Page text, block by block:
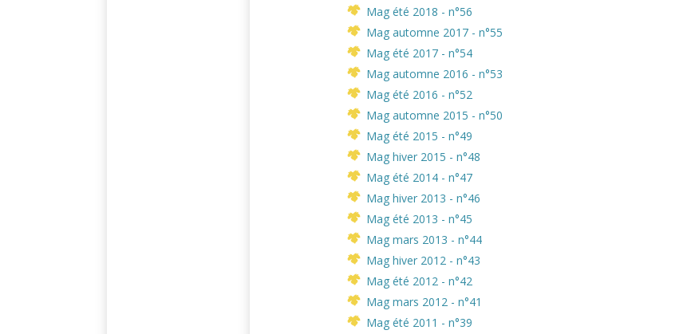
Mag été 2018 - n°56
Mag automne 2017 - n°55
Mag été 2017 - n°54
Mag automne 2016 - n°53
Mag été 2016 - n°52
Mag automne 2015 - n°50
Mag été 2015 - n°49
Mag hiver 2015 - n°48
Mag été 2014 - n°47
Mag hiver 2013 - n°46
Mag été 2013 - n°45
Mag mars 2013 - n°44
Mag hiver 2012 - n°43
Mag été 2012 - n°42
Mag mars 2012 - n°41
Mag été 2011 - n°39